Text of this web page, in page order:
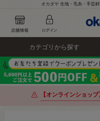
オカダヤ 生地・毛糸・手芸
カテゴリから探す
【オンラインショッ